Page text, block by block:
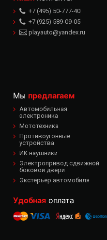
+7 (495) 50-777-40
+7 (925) 589-09-05
playauto@yandex.ru
Мы предлагаем
Автомобильная
электроника
Мототехника
Противоугонные
устройства
ИК наушники
Электропривод сдвижной
боковой двери
Экстерьер автомобиля
Удобнаяоплата